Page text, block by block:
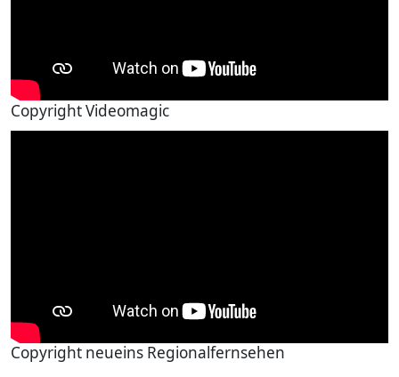
Copyright Videomagic
Copyright neueins Regionalfernsehen